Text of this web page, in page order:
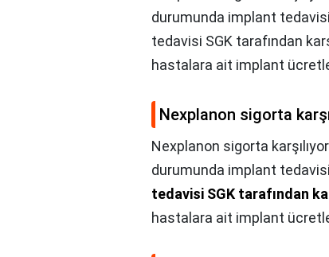
durumunda implant
tedavisi SGK tarafından
hastalara ait implant
Nexplanon sigorta
Nexplanon sigorta
durumunda implant tedavisi
tedavisi SGK tarafından
hastalara ait implant